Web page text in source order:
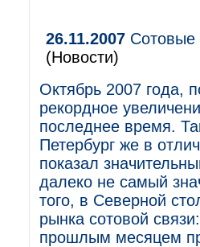
26.11.2007 Сотовые
(Новости)
Октябрь 2007 года,
рекордное
последнее время.
Петербург же в
показал
далеко не самый
того, в Северной
рынка сотовой
прошлым месяцем